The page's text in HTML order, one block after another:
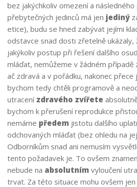
bez jakýchkoliv omezení a následného
přebytečných jedinců má jen jediný
etice), budu se hned zabývat jejími
odstavce snad dosti zřetelně ukázaly,
jakýkoliv postup při řešení dalšího
mláďat, nemůžeme v žádném případě
ač zdravá a v pořádku, nakonec přece
bychom tedy chtěli programově a
utracení zdravého zvířete
bychom k přerušení reprodukce
nemáme předem jistotu dalšího
odchovaných mláďat (bez ohledu na
Odborníkům snad ani nemusím
tento požadavek je. To ovšem
nebude na absolutním vyloučení
trvat. Za této situace mohu ovšem